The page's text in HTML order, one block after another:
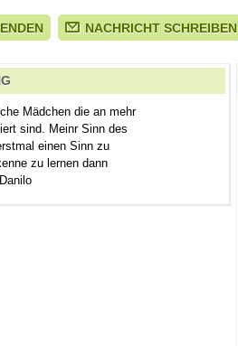
NACHRICHT SCHREIBEN
Mädchen die an mehr
sind. Meinr Sinn des
einen Sinn zu
zu lernen dann